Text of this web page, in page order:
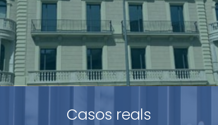
Casos reals